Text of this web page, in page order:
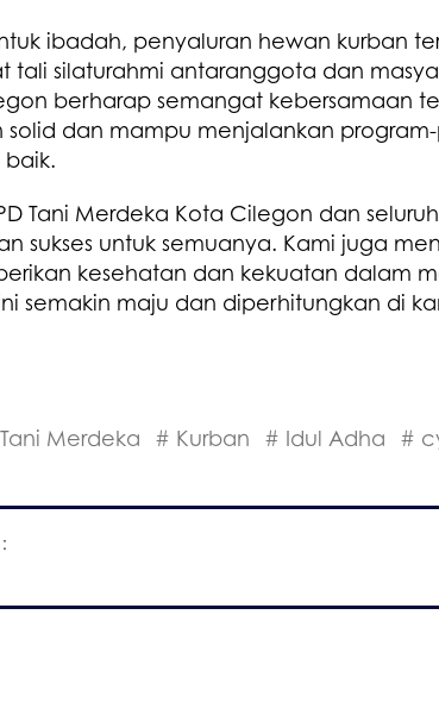
ibadah, penyaluran hewan kurban
tali silaturahmi antaranggota dan
berharap semangat kebersamaan
solid dan mampu menjalankan
Tani Merdeka Kota Cilegon dan
sukses untuk semuanya. Kami juga
kesehatan dan kekuatan dalam
semakin maju dan diperhitungkan di
Merdeka # Kurban # Idul Adha
#